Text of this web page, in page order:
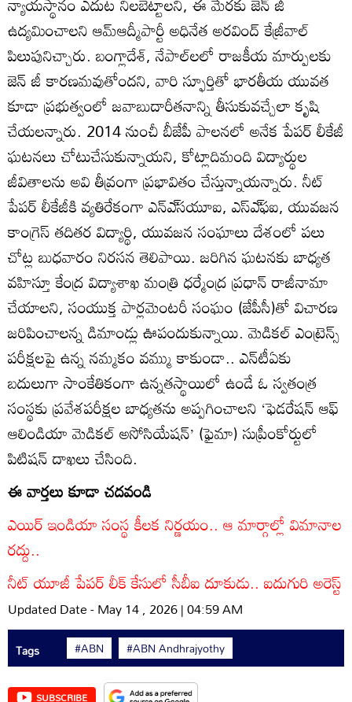
ఉద్యమించాలని ఆమ్‌ఆద్మీపార్టీ అధినేత అరవింద్‌ కేజ్రీవాల్‌
పిలుపునిచ్చారు. బంగ్లాదేశ్‌, నేపాల్‌లలో రాజకీయ మార్పులకు
జెన్‌ జీ కారణమవుతోందని, వారి స్ఫూర్తితో భారతీయ యువత
కూడా ప్రభుత్వంలో జవాబుదారీతనాన్ని తీసుకువచ్చేలా కృషి
చేయలన్నారు. 2014 నుంచీ బీజేపీ పాలనలో అనేక పేపర్‌ లీకేజీ
ఘటనలు చోటుచేసుకున్నాయని, కోట్లాదిమంది విద్యార్థుల
జీవితాలను అవి తీవ్రంగా ప్రభావితం చేస్తున్నాయన్నారు. నీట్‌
పేపర్‌ లీకేజీకి వ్యతిరేకంగా ఎన్‌ఎ్‌సయూఐ, ఎస్‌ఎ్‌ఫఐ, యువజన
కాంగ్రెస్‌ తదితర విద్యార్థి, యువజన సంఘాలు దేశంలో పలు
చోట్ల బుధవారం నిరసన తెలిపాయి. జరిగిన ఘటనకు బాధ్యత
వహిస్తూ కేంద్ర విద్యాశాఖ మంత్రి ధర్మేంద్ర ప్రధాన్‌ రాజీనామా
చేయాలని, సంయుక్త పార్లమెంటరీ సంఘం (జేపీసీ)తో విచారణ
జరిపించాలన్న డిమాండ్లు ఊపందుకున్నాయి. మెడికల్‌ ఎంట్రెన్స్‌
పరీక్షలపై ఉన్న నమ్మకం వమ్ము కాకుండా.. ఎన్‌టీఏకు
బదులుగా సాంకేతికంగా ఉన్నతస్థాయిలో ఉండే ఓ స్వతంత్ర
సంస్థకు ప్రవేశపరీక్షల బాధ్యతను అప్పగించాలని ‘ఫెడరేషన్‌ ఆఫ్‌
ఆలిండియా మెడికల్‌ అసోసియేషన్‌’ (ఫైమా) సుప్రీంకోర్టులో
పిటిషన్‌ దాఖలు చేసింది.
ఈ వార్తలు కూడా చదవండి
ఎయిర్ ఇండియా సంస్థ కీలక నిర్ణయం.. ఆ మార్గాల్లో విమానాల
రద్దు..
నీట్ యూజీ పేపర్ లీక్ కేసులో సీబీఐ దూకుడు.. ఐదుగురి అరెస్ట్
Updated Date - May 14 , 2026 | 04:59 AM
Tags #ABN #ABN Andhrajyothy
SUBSCRIBE